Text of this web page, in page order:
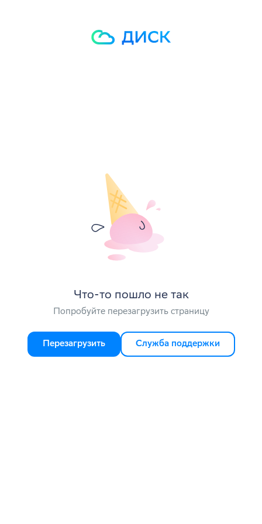
Что-то пошло не так
Попробуйте перезагрузить страницу
Перезагрузить Служба поддержки